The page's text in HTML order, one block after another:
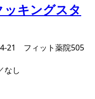
21 フィット薬院505
なし